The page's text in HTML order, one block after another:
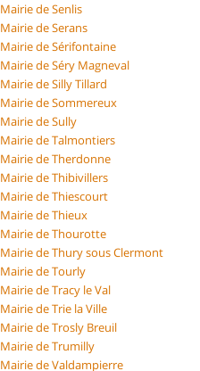
Mairie de Senlis
Mairie de Serans
Mairie de Sérifontaine
Mairie de Séry Magneval
Mairie de Silly Tillard
Mairie de Sommereux
Mairie de Sully
Mairie de Talmontiers
Mairie de Therdonne
Mairie de Thibivillers
Mairie de Thiescourt
Mairie de Thieux
Mairie de Thourotte
Mairie de Thury sous Clermont
Mairie de Tourly
Mairie de Tracy le Val
Mairie de Trie la Ville
Mairie de Trosly Breuil
Mairie de Trumilly
Mairie de Valdampierre